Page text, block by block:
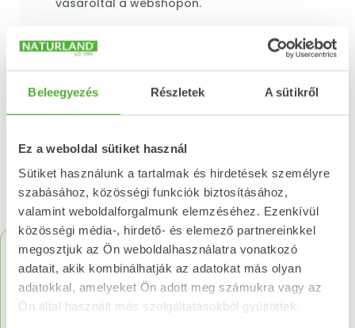
Beleegyezés Részletek A sütikről
Ez a weboldal sütiket használ
Sütiket használunk a tartalmak és hirdetések személyre
szabásához, közösségi funkciók biztosításához,
valamint weboldalforgalmunk elemzéséhez. Ezenkívül
közösségi média-, hirdető- és elemező partnereinkkel
megosztjuk az Ön weboldalhasználatra vonatkozó
adatait, akik kombinálhatják az adatokat más olyan
adatokkal, amelyeket Ön adott meg számukra vagy az
Ön által használt más szolgáltatásokból gyűjtöttek.
vásároltál a webshopon.
Értékelést írok
Kapcsolódó termékek